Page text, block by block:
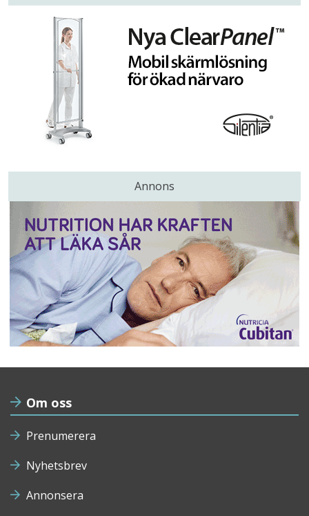
Annons
Om oss
Prenumerera
Nyhetsbrev
Annonsera